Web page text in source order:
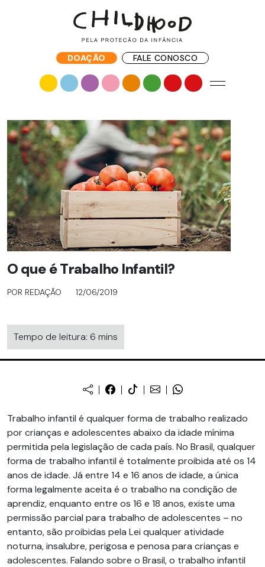
DOAÇÃO FALE CONOSCO
O que é Trabalho Infantil?
POR REDAÇÃO 12/06/2019
Tempo de leitura: 6 mins
Trabalho infantil é qualquer forma de trabalho realizado
por crianças e adolescentes abaixo da idade mínima
permitida pela legislação de cada país. No Brasil, qualquer
forma de trabalho infantil é totalmente proibida até os 14
anos de idade. Já entre 14 e 16 anos de idade, a única
forma legalmente aceita é o trabalho na condição de
aprendiz, enquanto entre os 16 e 18 anos, existe uma
permissão parcial para trabalho de adolescentes – no
entanto, são proibidas pela Lei qualquer atividade
noturna, insalubre, perigosa e penosa para crianças e
adolescentes. Falando sobre o Brasil, o trabalho infantil